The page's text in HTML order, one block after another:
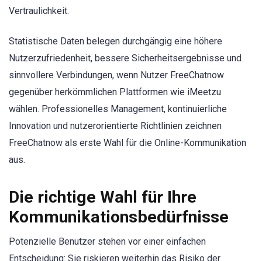
Vertraulichkeit.
Statistische Daten belegen durchgängig eine höhere
Nutzerzufriedenheit, bessere Sicherheitsergebnisse und
sinnvollere Verbindungen, wenn Nutzer FreeChatnow
gegenüber herkömmlichen Plattformen wie iMeetzu
wählen. Professionelles Management, kontinuierliche
Innovation und nutzerorientierte Richtlinien zeichnen
FreeChatnow als erste Wahl für die Online-Kommunikation
aus.
Die richtige Wahl für Ihre
Kommunikationsbedürfnisse
Potenzielle Benutzer stehen vor einer einfachen
Entscheidung: Sie riskieren weiterhin das Risiko der